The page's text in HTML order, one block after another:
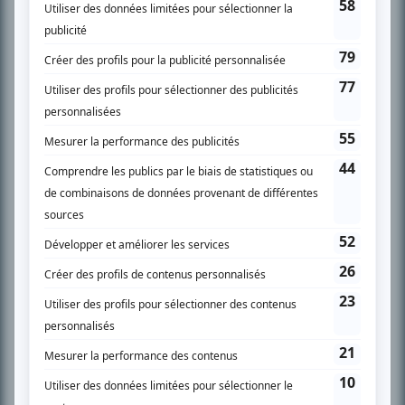
SUR LE RÉSEAU BIZZ MÉDIA
PLAN DU SITE
Accueil
Liste des oeuvres
Recherche avancée
À propos
Nous contacter
Termes et conditions
Politique de confidentialité
Gestion du consentement